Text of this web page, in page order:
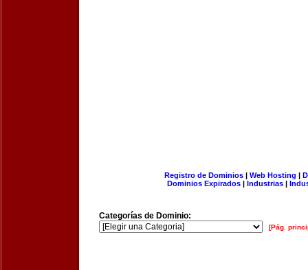
Registro de Dominios| Web Hosting |
Dominios Expirados | Industrias |
Categorías de Dominio:
[Pág.